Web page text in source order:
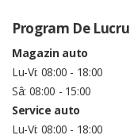
Program De Lucru
Magazin auto
Lu-Vi: 08:00 - 18:00
Sâ: 08:00 - 15:00
Service auto
Lu-Vi: 08:00 - 18:00